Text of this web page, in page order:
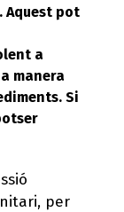
Aquest pot
a
manera
Si
per